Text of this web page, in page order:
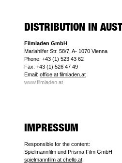
Filmladen GmbH
Mariahilfer Str. 58/7, A- 1070 Vienna
Phone: +43 (1) 523 43 62
Fax: +43 (1) 526 47 49
Email: office at filmladen.at
www.filmladen.at
Responsible for the content:
Spielmannfilm und Prisma Film GmbH
spielmannfilm at chello.at